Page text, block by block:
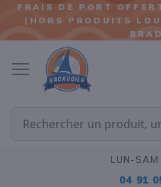
FRAIS DE PORT
(HORS PRODUITS
LUN-
04 91